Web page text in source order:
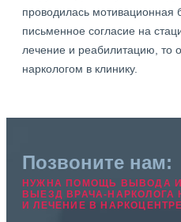
проводилась мотивационная
письменное согласие на
лечение и реабилитацию, то
наркологом в клинику.
Позвоните нам:
НУЖНА ПОМОЩЬ ВЫВОДА
ВЫЕЗД ВРАЧА-НАРКОЛОГА
И ЛЕЧЕНИЕ В НАРКОЦЕНТРЕ